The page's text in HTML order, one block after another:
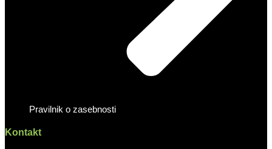
Pravilnik o zasebnosti
Kontakt